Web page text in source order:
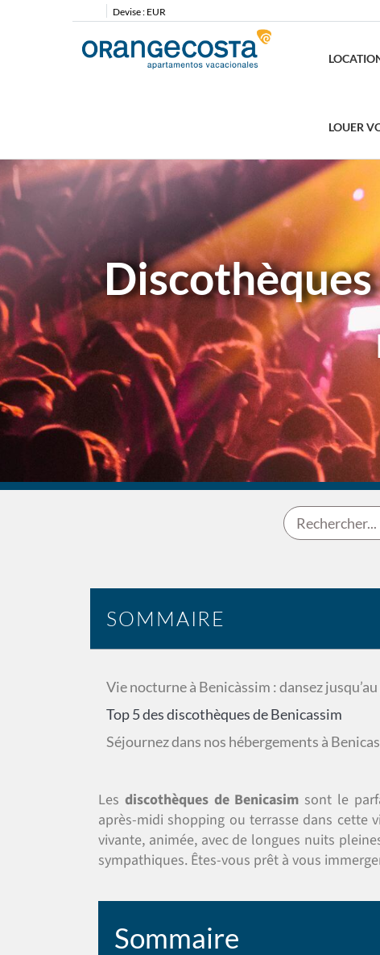
Devise : EUR
LOUER
SOMMAIRE
Vie nocturne à Benicàssim : dansez
Top 5 des discothèques de Benicassim
Séjournez dans nos hébergements à
Les discothèques de Benicasim sont le
après-midi shopping ou terrasse dans cette
vivante, animée, avec de longues nuits
sympathiques. Êtes-vous prêt à vous
Sommaire